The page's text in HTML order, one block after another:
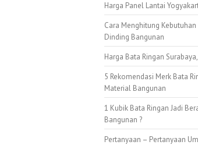
Harga Panel Lantai
Cara Menghitung
Dinding Bangunan
Harga Bata Ringan
5 Rekomendasi Merk Bata
Material Bangunan
1 Kubik Bata Ringan Jadi
Bangunan ?
Pertanyaan – Pertanyaan